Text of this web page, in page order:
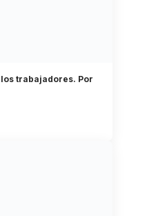
trabajadores. Por